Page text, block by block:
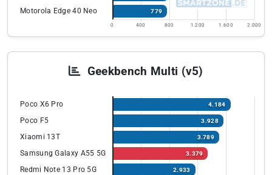
Motorola Edge 40 Neo 779
0 400 800 1.200 1.600 2.000
Geekbench Multi (v5)
Poco X6 Pro 4.184
Poco F5 3.928
Xiaomi 13T 3.789
Samsung Galaxy A55 5G 3.379
Redmi Note 13 Pro 5G 2.933